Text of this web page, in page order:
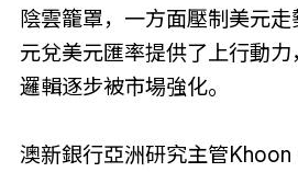
陰雲籠罩，一方面壓制美元
元兌美元匯率提供了上行動
邏輯逐步被市場強化。
澳新銀行亞洲研究主管Khoon